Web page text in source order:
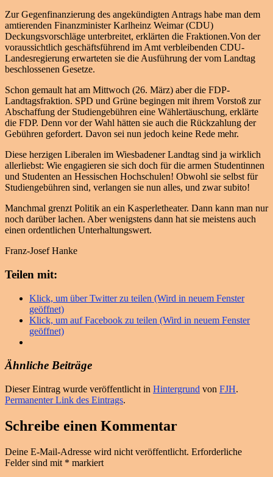
Zur Gegenfinanzierung des angekündigten Antrags habe man dem
amtierenden Finanzminister Karlheinz Weimar (CDU)
Deckungsvorschläge unterbreitet, erklärten die Fraktionen.Von der
voraussichtlich geschäftsführend im Amt verbleibenden CDU-
Landesregierung erwarteten sie die Ausführung der vom Landtag
beschlossenen Gesetze.
Schon gemault hat am Mittwoch (26. März) aber die FDP-
Landtagsfraktion. SPD und Grüne begingen mit ihrem Vorstoß zur
Abschaffung der Studiengebühren eine Wählertäuschung, erklärte
die FDP. Denn vor der Wahl hätten sie auch die Rückzahlung der
Gebühren gefordert. Davon sei nun jedoch keine Rede mehr.
Diese herzigen Liberalen im Wiesbadener Landtag sind ja wirklich
allerliebst: Wie engagieren sie sich doch für die armen Studentinnen
und Studenten an Hessischen Hochschulen! Obwohl sie selbst für
Studiengebühren sind, verlangen sie nun alles, und zwar subito!
Manchmal grenzt Politik an ein Kasperletheater. Dann kann man nur
noch darüber lachen. Aber wenigstens dann hat sie meistens auch
einen ordentlichen Unterhaltungswert.
Franz-Josef Hanke
Teilen mit:
Klick, um über Twitter zu teilen (Wird in neuem Fenster
geöffnet)
Klick, um auf Facebook zu teilen (Wird in neuem Fenster
geöffnet)
Ähnliche Beiträge
Dieser Eintrag wurde veröffentlicht in Hintergrund von FJH.
Permanenter Link des Eintrags.
Schreibe einen Kommentar
Deine E-Mail-Adresse wird nicht veröffentlicht. Erforderliche
Felder sind mit * markiert